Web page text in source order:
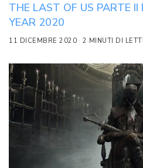
THE LAST OF US PARTE II
YEAR 2020
11 DICEMBRE 2020 2 MINUTI DI